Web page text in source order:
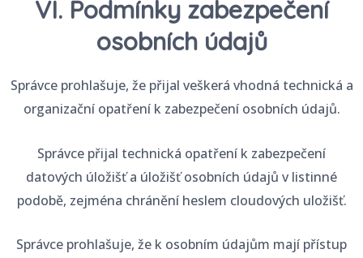
VI. Podmínky zabezpečení
osobních údajů
Správce prohlašuje, že přijal veškerá vhodná technická a
organizační opatření k zabezpečení osobních údajů.
Správce přijal technická opatření k zabezpečení
datových úložišť a úložišť osobních údajů v listinné
podobě, zejména chránění heslem cloudových uložišť.
Správce prohlašuje, že k osobním údajům mají přístup